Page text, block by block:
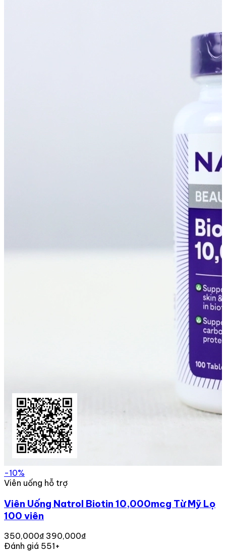
-10%
Viên uống hỗ trợ
Viên Uống Natrol Biotin 10,000mcg Từ Mỹ Lọ
100 viên
350,000₫ 390,000₫
Đánh giá 551+